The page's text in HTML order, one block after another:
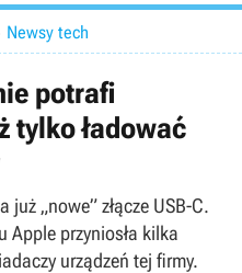
Newsy tech
potrafi
tylko ładować
„nowe” złącze USB-C.
Apple przyniosła kilka
urządzeń tej firmy.